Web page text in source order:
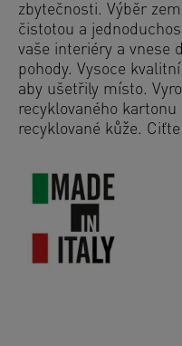
zbytečnosti. Výběr
čistotou a
vaše interiéry a vnese
pohody. Vysoce
aby ušetřily místo.
recyklovaného
recyklované kůže.